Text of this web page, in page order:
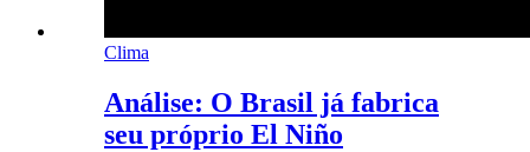
Clima
Análise: O Brasil já fabrica
seu próprio El Niño